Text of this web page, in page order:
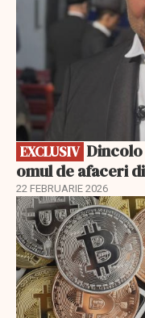
EXCLUSIV
omul de afaceri
22 FEBRUARIE 2026